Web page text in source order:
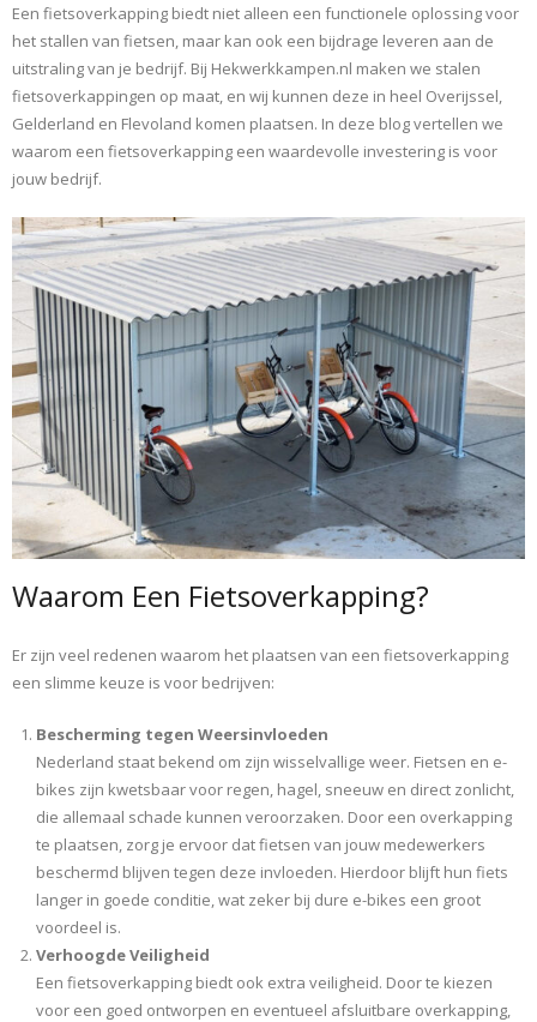
Een fietsoverkapping biedt niet alleen een functionele oplossing voor
het stallen van fietsen, maar kan ook een bijdrage leveren aan de
uitstraling van je bedrijf. Bij Hekwerkkampen.nl maken we stalen
fietsoverkappingen op maat, en wij kunnen deze in heel Overijssel,
Gelderland en Flevoland komen plaatsen. In deze blog vertellen we
waarom een fietsoverkapping een waardevolle investering is voor
jouw bedrijf.
Waarom Een Fietsoverkapping?
Er zijn veel redenen waarom het plaatsen van een fietsoverkapping
een slimme keuze is voor bedrijven:
Bescherming tegen Weersinvloeden
Nederland staat bekend om zijn wisselvallige weer. Fietsen en e-
bikes zijn kwetsbaar voor regen, hagel, sneeuw en direct zonlicht,
die allemaal schade kunnen veroorzaken. Door een overkapping
te plaatsen, zorg je ervoor dat fietsen van jouw medewerkers
beschermd blijven tegen deze invloeden. Hierdoor blijft hun fiets
langer in goede conditie, wat zeker bij dure e-bikes een groot
voordeel is.
Verhoogde Veiligheid
Een fietsoverkapping biedt ook extra veiligheid. Door te kiezen
voor een goed ontworpen en eventueel afsluitbare overkapping,